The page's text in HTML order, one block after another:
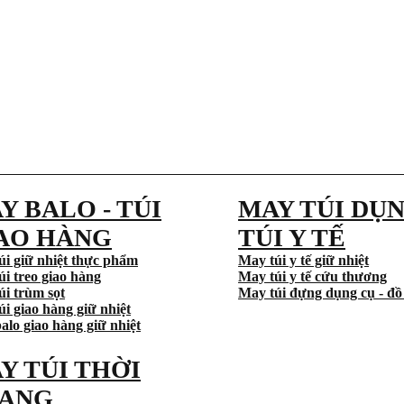
BALO - TÚI
HÀNG
giữ nhiệt thực phẩm
treo giao hàng
trùm sọt
giao hàng giữ nhiệt
giao hàng giữ nhiệt
MAY TÚI
TÚI Y TẾ
May túi y tế giữ nhiệt
May túi y tế cứu thương
May túi đựng dụng cụ - đồ
TÚI THỜI